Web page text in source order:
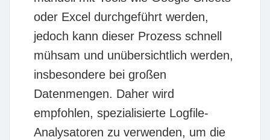
oder Excel durchgeführt werden,
jedoch kann dieser Prozess schnell
mühsam und unübersichtlich werden,
insbesondere bei großen
Datenmengen. Daher wird
empfohlen, spezialisierte Logfile-
Analysatoren zu verwenden, um die